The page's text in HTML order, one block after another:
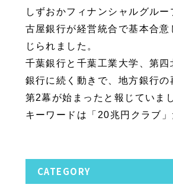
しずおかフィナンシャルグルー
古屋銀行が経営統合で基本合意
じられました。
千葉銀行と千葉工業大学、第
銀行に続く動きで、地方銀行の
第2幕が始まったと報じていま
キーワードは「20兆円クラブ」
CATEGORY